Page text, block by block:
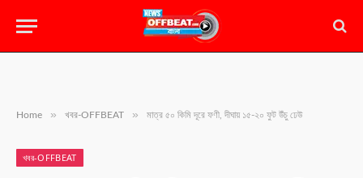
Home » খবর-OFFBEAT » মাত্র ৫০ কিমি দূরে ফণী, দীঘায় ১৫-২০ ফুট উঁচু ঢেউ
খবর-OFFBEAT